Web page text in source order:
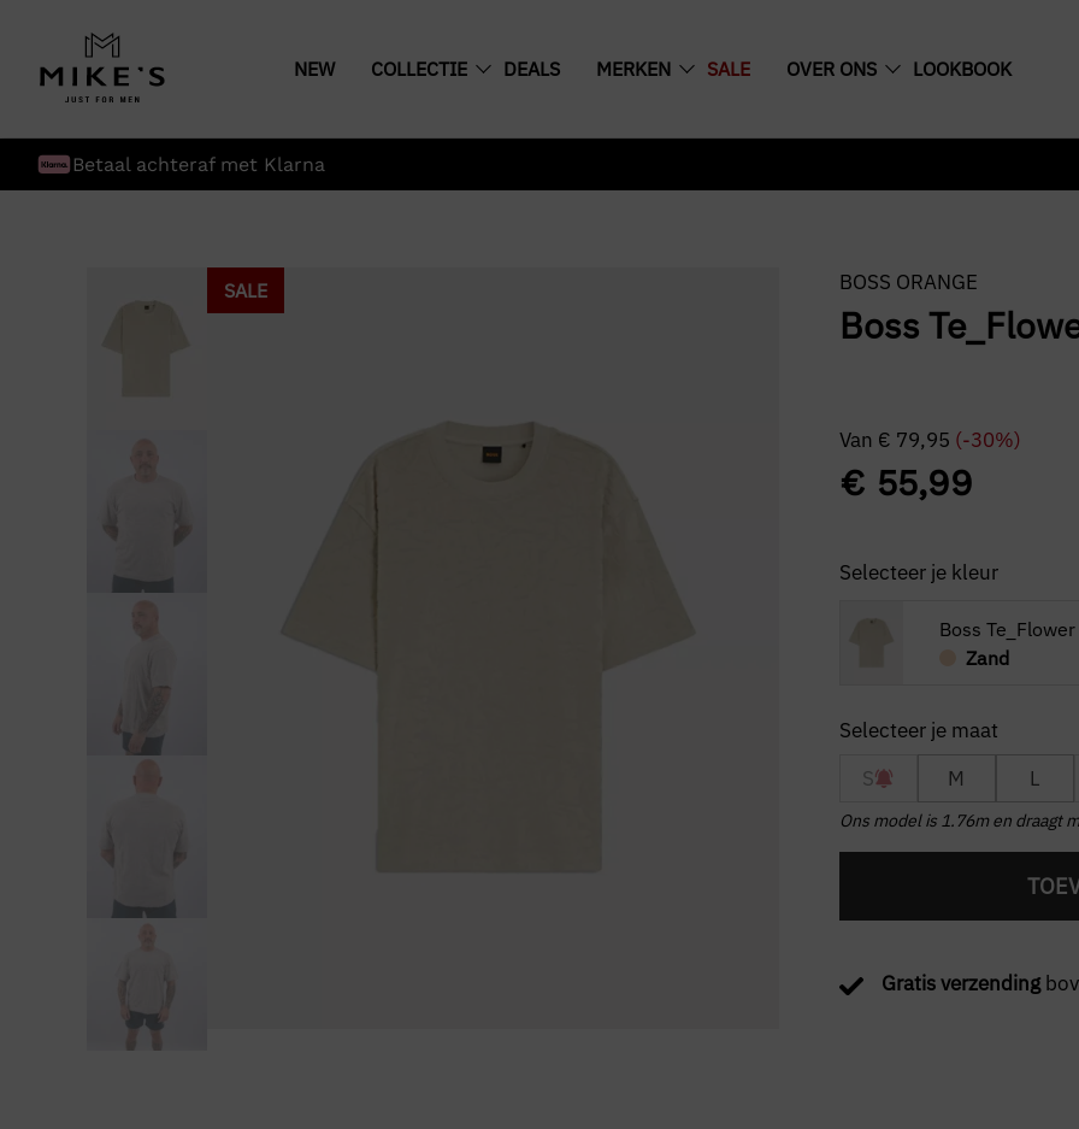
NEW COLLECTIE DEALS MERKEN SALE OVER ONS LOOKBOOK
Betaal achteraf met Klarna
SALE BOSS ORANGE
Boss
Van € 79,95 (-30%)
€55,99
Selecteer je kleur
Boss Te_Flower
Zand
S M L
Ons model is 1.76m en draagt
Gratis verzending